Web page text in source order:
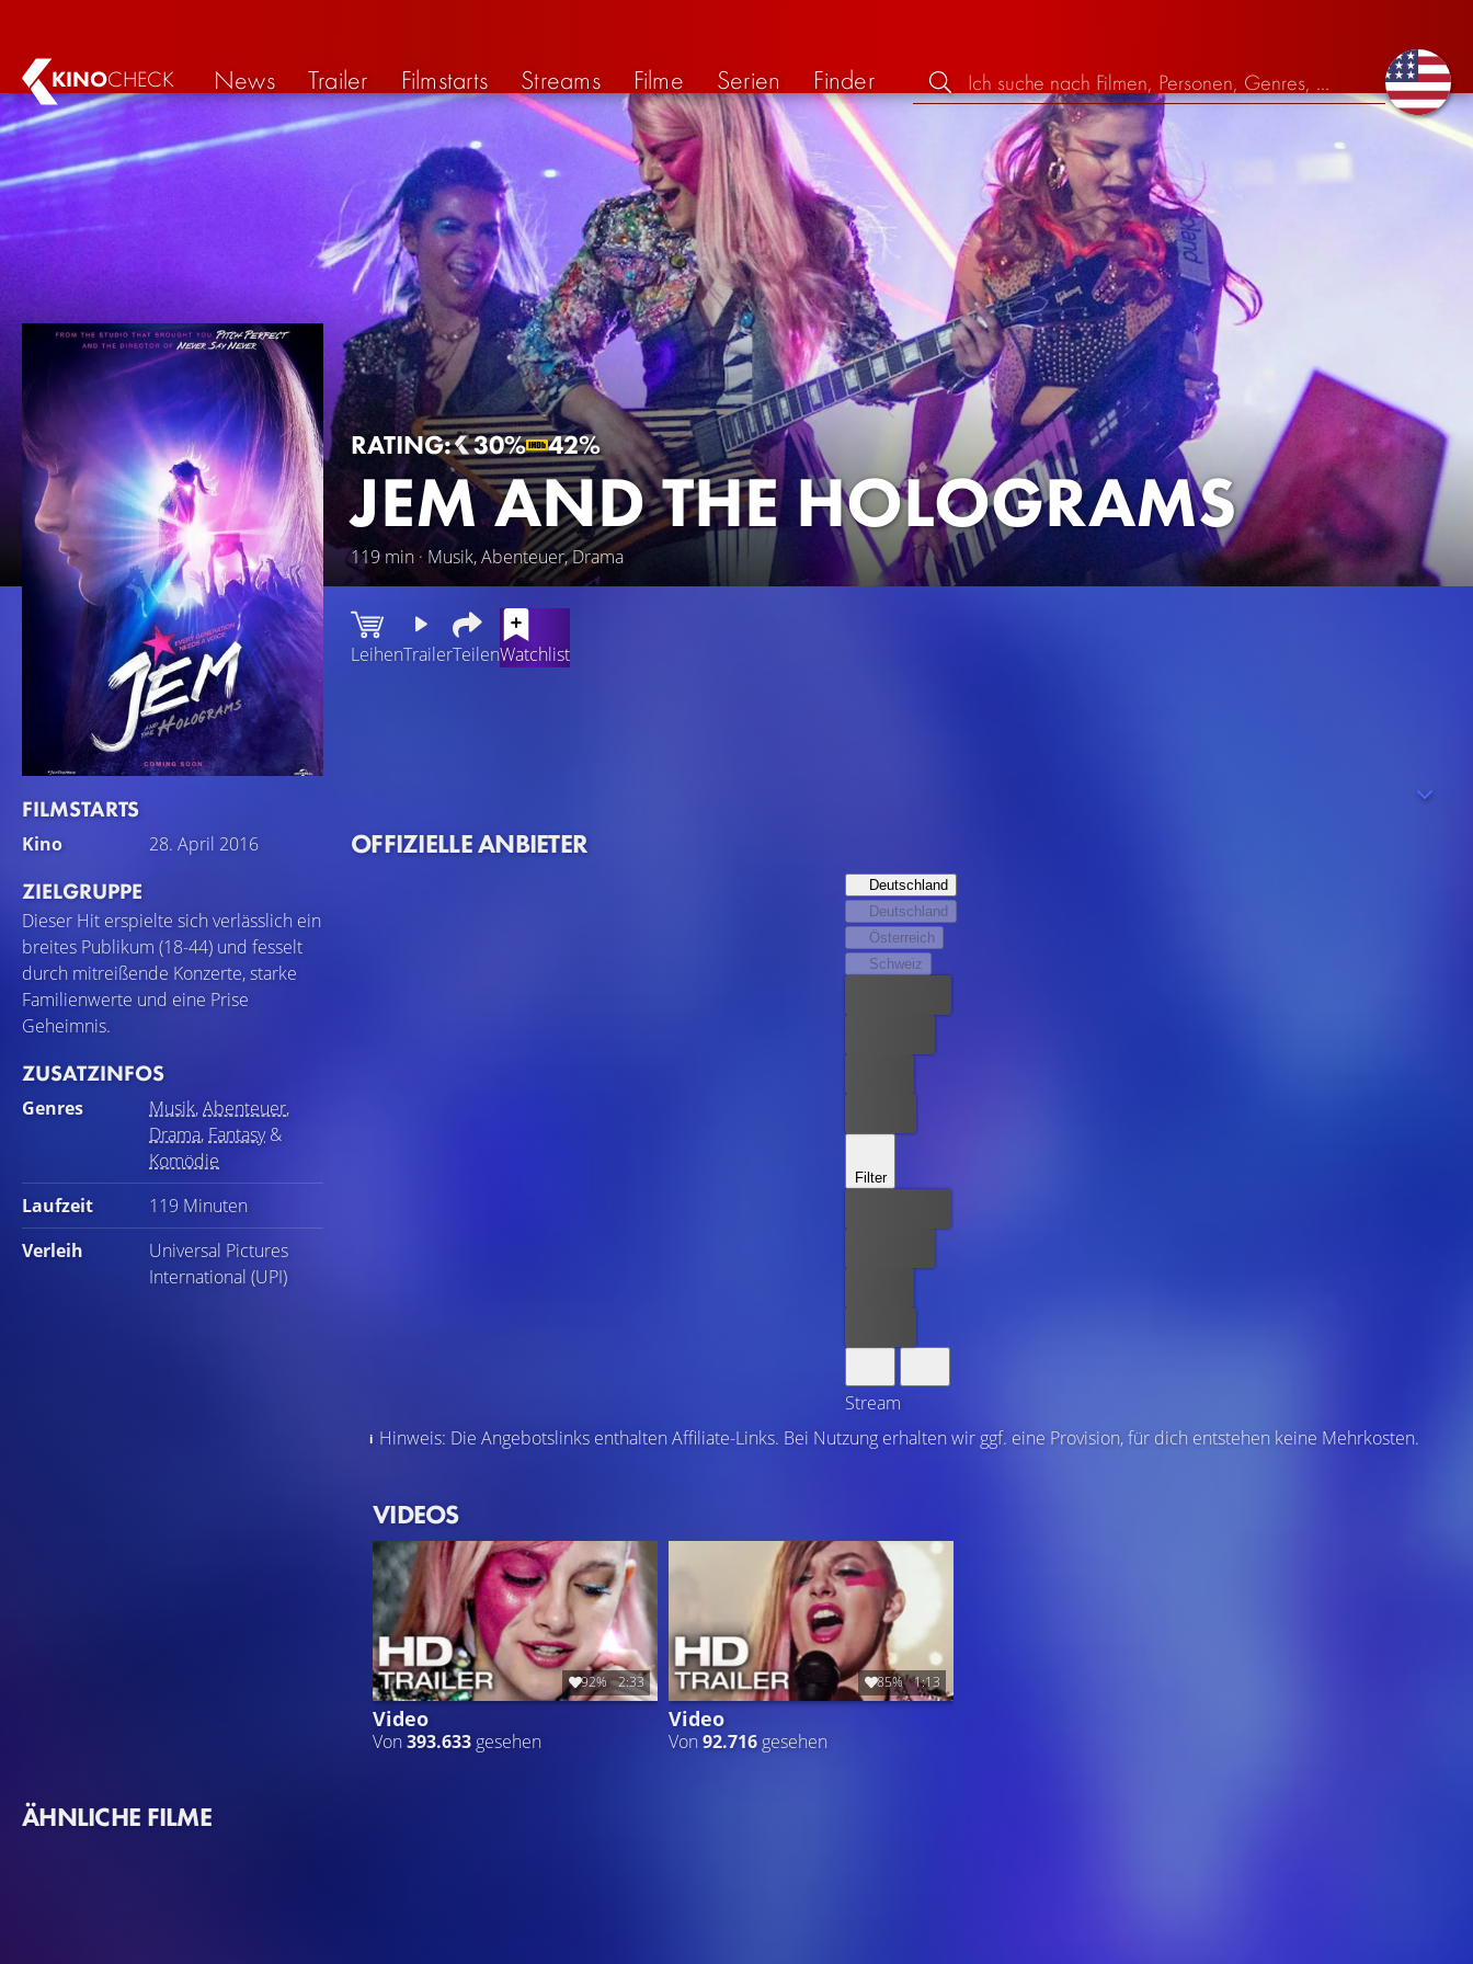
KINOCHECK News Trailer Filmstarts Streams Filme Serien Finder
RATING: 30% 42%
JEM AND THE HOLOGRAMS
119 min · Musik, Abenteuer, Drama
FILMSTARTS
Kino 28. April 2016
ZIELGRUPPE
Dieser Hit erspielte sich verlässlich ein
breites Publikum (18-44) und fesselt
durch mitreißende Konzerte, starke
Familienwerte und eine Prise
Geheimnis.
ZUSATZINFOS
Genres Musik,Abenteuer,
Drama, Fantasy&
Komödie
Laufzeit
119 Minuten
Verleih
Universal Pictures
International (UPI)
LeihenTrailerTeilenWatchlist
Musik im Sturm zu erobern. Auf dem Weg zum Ruhm wird Jem jedoch bald klar, dass die perfekte Melodie nur dann erklingen kann, wenn
OFFIZIELLE ANBIETER
Deutschland
Deutschland
Österreich
Schweiz
Filter
Stream
Hinweis: Die Angebotslinks enthalten Affiliate-Links. Bei Nutzung erhalten wir ggf. eine Provision, für dich entstehen keine Mehrkosten.
VIDEOS
92% 2:33
Video
Von393.633 gesehen
85% 1:13
Video
Von92.716 gesehen
ÄHNLICHE FILME